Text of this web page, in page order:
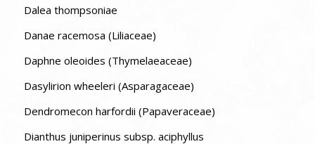
Dalea thompsoniae
Danae racemosa (Liliaceae)
Daphne oleoides (Thymelaeaceae)
Dasylirion wheeleri (Asparagaceae)
Dendromecon harfordii (Papaveraceae)
Dianthus juniperinus subsp. aciphyllus